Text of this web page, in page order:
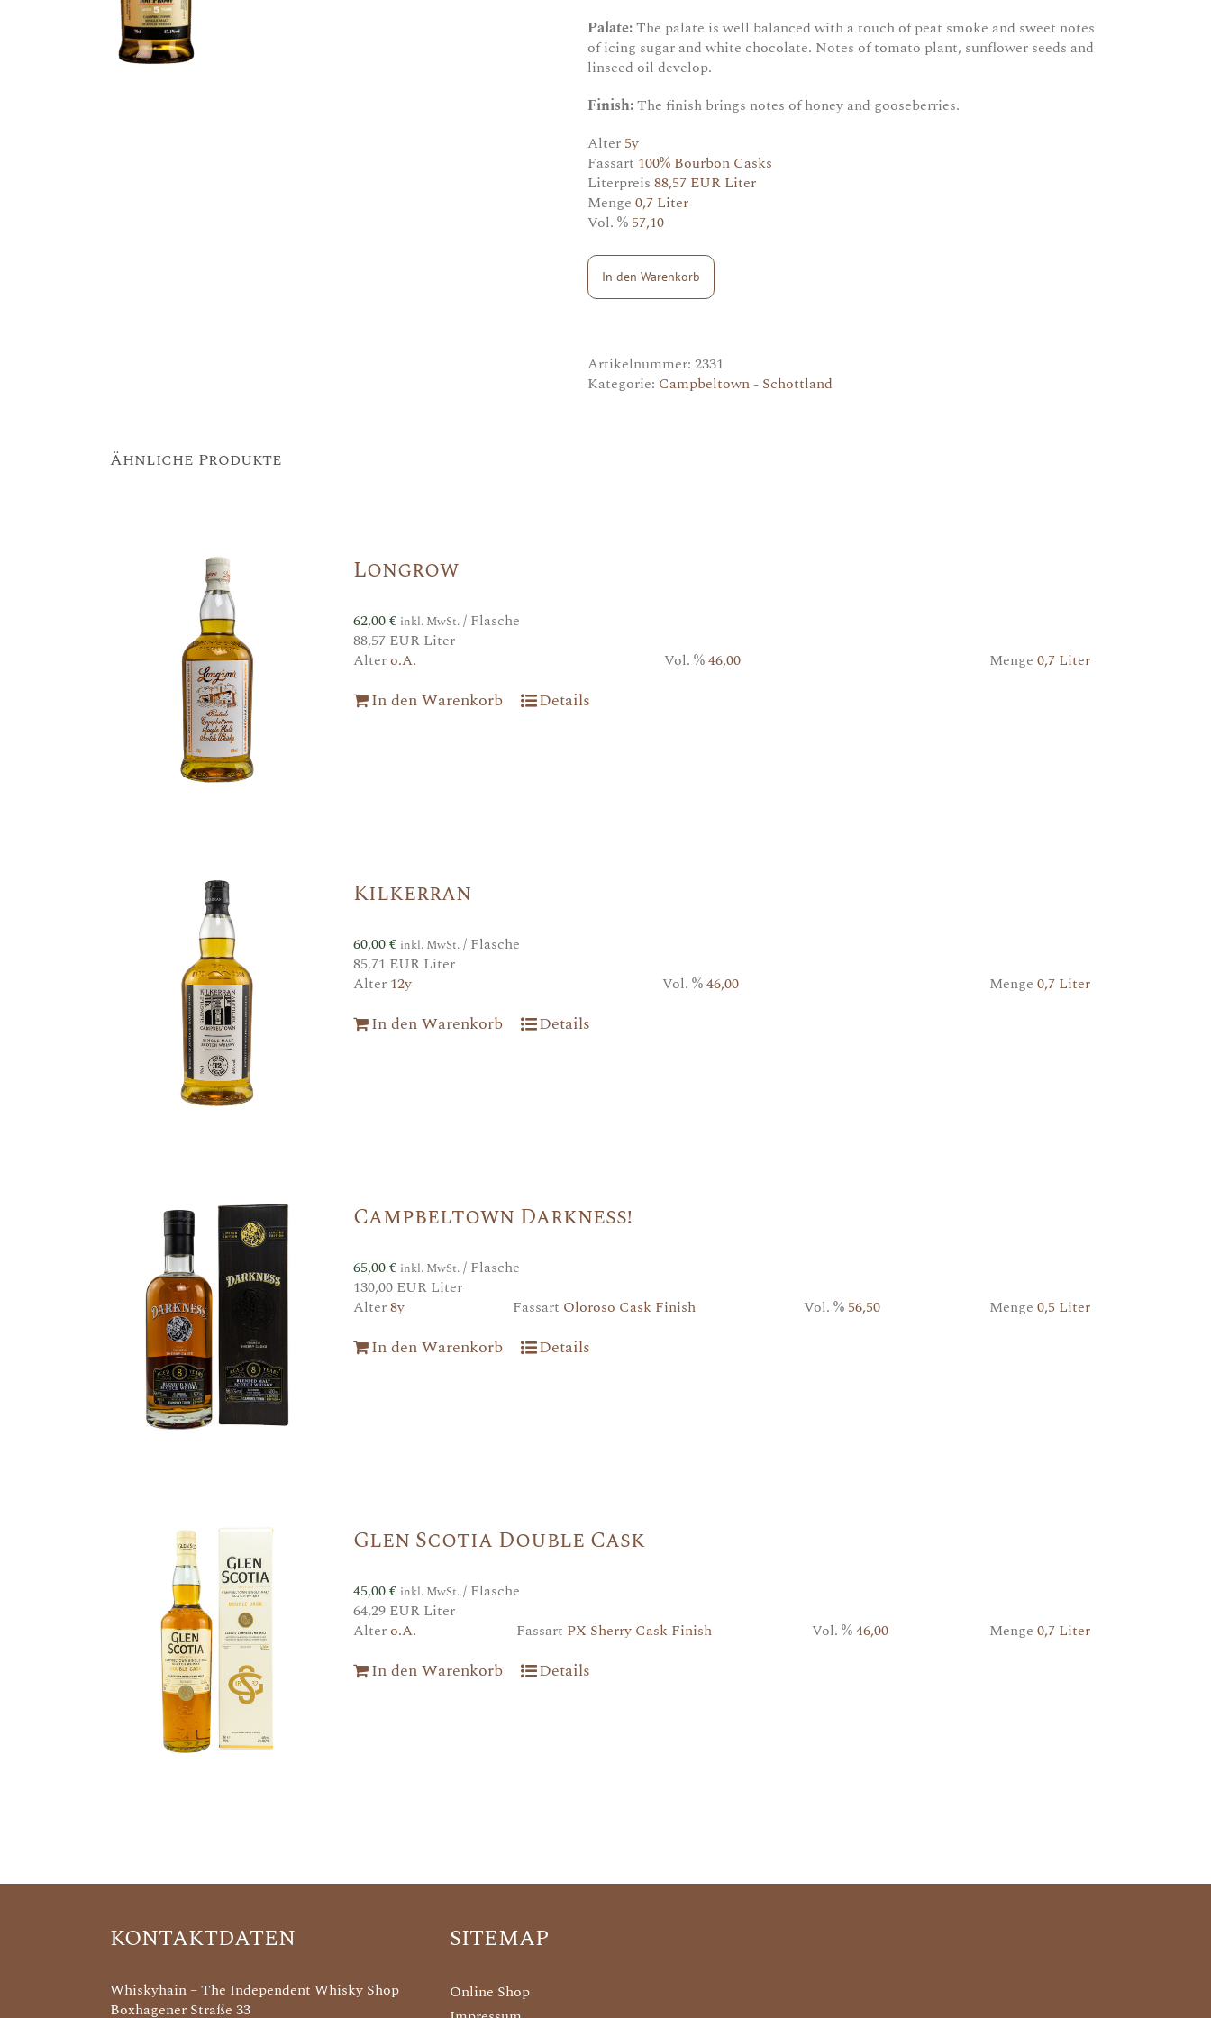
Palate:The palate is well balanced with a touch of peat smoke and sweet notes
of icing sugar and white chocolate. Notes of tomato plant, sunflower seeds and
linseed oil develop.
Finish:The finish brings notes of honey and gooseberries.
Alter 5y
Fassart 100% Bourbon Casks
Literpreis 88,57 EUR Liter
Menge 0,7 Liter
Vol. % 57,10
In den Warenkorb
Artikelnummer: 2331
Kategorie: Campbeltown - Schottland
Ähnliche Produkte
Longrow
62,00€ inkl. MwSt./ Flasche
88,57 EUR Liter
Altero.A. Vol. %46,00 Menge 0,7 Liter
In den Warenkorb Details
Kilkerran
60,00€ inkl. MwSt./ Flasche
85,71 EUR Liter
Alter 12y Vol. %46,00 Menge 0,7 Liter
In den Warenkorb Details
Campbeltown Darkness!
65,00€ inkl. MwSt./ Flasche
130,00 EUR Liter
Alter8y Fassart Oloroso Cask Finish Vol. % 56,50 Menge 0,5 Liter
In den Warenkorb Details
Glen Scotia Double Cask
45,00€ inkl. MwSt./ Flasche
64,29 EUR Liter
Altero.A. Fassart PX Sherry Cask Finish Vol. %46,00 Menge 0,7 Liter
In den Warenkorb Details
KONTAKTDATEN
Whiskyhain – The Independent Whisky Shop
Boxhagener Straße 33
SITEMAP
Online Shop